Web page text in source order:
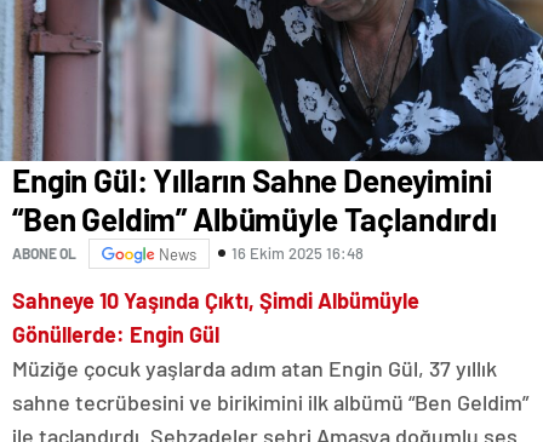
Engin Gül: Yılların Sahne Deneyimini
“Ben Geldim” Albümüyle Taçlandırdı
ABONE OL News 16 Ekim 2025 16:48
Sahneye 10 Yaşında Çıktı, Şimdi Albümüyle
Gönüllerde: Engin Gül
Müziğe çocuk yaşlarda adım atan Engin Gül, 37 yıllık
sahne tecrübesini ve birikimini ilk albümü “Ben Geldim”
ile taçlandırdı. Şehzadeler şehri Amasya doğumlu ses